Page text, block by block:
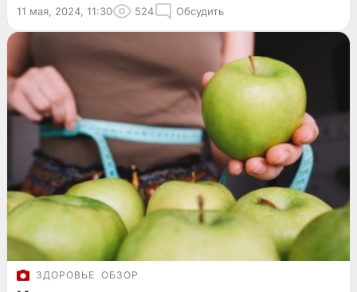
11 мая, 2024, 11:30 524 Обсудить
ЗДОРОВЬЕ ОБЗОР